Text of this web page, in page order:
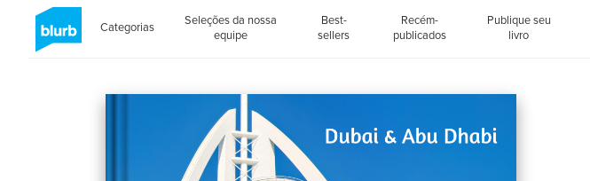
Categorias
Seleções da nossa
equipe
Best-
sellers
Recém-
publicados
Publique seu
livro